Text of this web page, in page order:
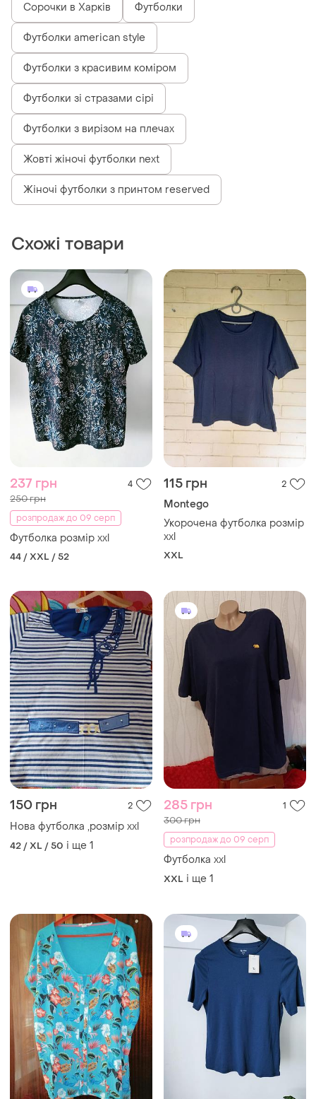
Сорочки в Харків Футболки
Футболки american style
Футболки з красивим коміром
Футболки зі стразами сірі
Футболки з вирізом на плечах
Жовті жіночі футболки next
Жіночі футболки з принтом reserved
Схожі товари
237 грн 4
250 грн
розпродаж до 09 серп
Футболка розмір xxl
44 / XXL / 52
115 грн 2
Montego
Укорочена футболка розмір
xxl
XXL
150 грн 2
Нова футболка ,розмір xxl
42 / XL / 50 і ще 1
285 грн 1
300 грн
розпродаж до 09 серп
Футболка xxl
XXL і ще 1